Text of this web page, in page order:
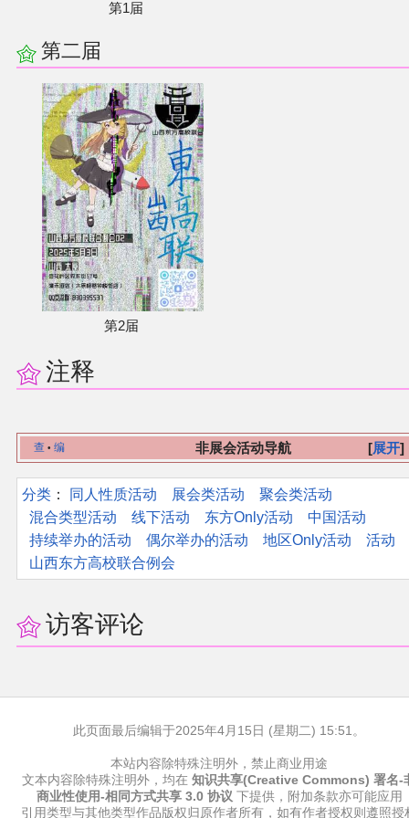
第1届
第二届
第2届
注释
展开
查 • 编 非展会活动导航
分类 ：​ 同人性质活动 展会类活动
聚会类活动
混合类型活动
线下活动 东方Only活动
中国活动
持续举办的活动
偶尔举办的活动 地区Only活动
活动
山西东方高校联合例会
访客评论
此页面最后编辑于2025年4月15日 (星期二) 15:51。
本站内容除特殊注明外，禁止商业用途
文本内容除特殊注明外，均在 知识共享(Creative Commons) 署名-
商业性使用-相同方式共享 3.0 协议 下提供，附加条款亦可能应用
引用类型与其他类型作品版权归原作者所有，如有作者授权则遵照授